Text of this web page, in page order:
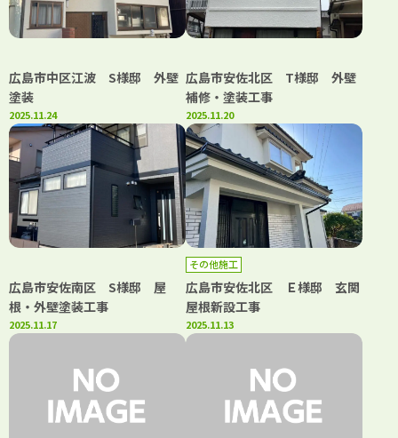
広島市中区江波 S様邸 外壁
塗装
2025.11.24
広島市安佐北区 T様邸 外壁
補修・塗装工事
2025.11.20
広島市安佐南区 S様邸 屋
根・外壁塗装工事
2025.11.17
その他施工
広島市安佐北区 Ｅ様邸 玄関
屋根新設工事
2025.11.13